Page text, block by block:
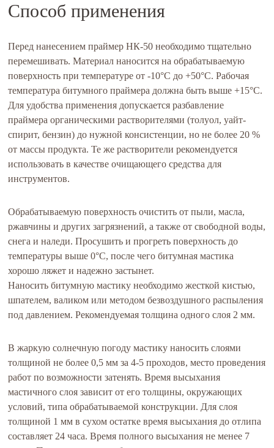
Способ применения
Перед нанесением праймер НК-50 необходимо тщательно
перемешивать. Материал наносится на обрабатываемую
поверхность при температуре от -10°C до +50°C. Рабочая
температура битумного праймера должна быть выше +15°C.
Для удобства применения допускается разбавление
праймера органическими растворителями (толуол, уайт-
спирит, бензин) до нужной консистенции, но не более 20 %
от массы продукта. Те же растворители рекомендуется
использовать в качестве очищающего средства для
инструментов.
Обрабатываемую поверхность очистить от пыли, масла,
ржавчины и других загрязнений, а также от свободной воды,
снега и наледи. Просушить и прогреть поверхность до
температуры выше 0°C, после чего битумная мастика
хорошо ляжет и надежно застынет.
Наносить битумную мастику необходимо жесткой кистью,
шпателем, валиком или методом безвоздушного распыления
под давлением. Рекомендуемая толщина одного слоя 2 мм.
В жаркую солнечную погоду мастику наносить слоями
толщиной не более 0,5 мм за 4-5 проходов, место проведения
работ по возможности затенять. Время высыхания
мастичного слоя зависит от его толщины, окружающих
условий, типа обрабатываемой конструкции. Для слоя
толщиной 1 мм в сухом остатке время высыхания до отлипа
составляет 24 часа. Время полного высыхания не менее 7